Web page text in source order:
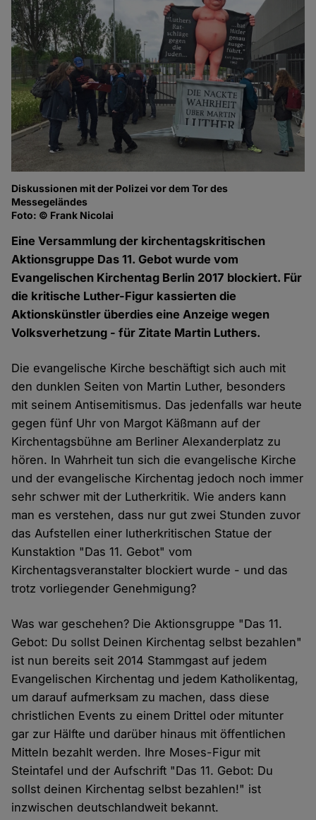
Diskussionen mit der Polizei vor dem Tor des
Messegeländes
Foto: © Frank Nicolai
Eine Versammlung der kirchentagskritischen
Aktionsgruppe Das 11. Gebot wurde vom
Evangelischen Kirchentag Berlin 2017 blockiert. Für
die kritische Luther-Figur kassierten die
Aktionskünstler überdies eine Anzeige wegen
Volksverhetzung - für Zitate Martin Luthers.
Die evangelische Kirche beschäftigt sich auch mit
den dunklen Seiten von Martin Luther, besonders
mit seinem Antisemitismus. Das jedenfalls war heute
gegen fünf Uhr von Margot Käßmann auf der
Kirchentagsbühne am Berliner Alexanderplatz zu
hören. In Wahrheit tun sich die evangelische Kirche
und der evangelische Kirchentag jedoch noch immer
sehr schwer mit der Lutherkritik. Wie anders kann
man es verstehen, dass nur gut zwei Stunden zuvor
das Aufstellen einer lutherkritischen Statue der
Kunstaktion "Das 11. Gebot" vom
Kirchentagsveranstalter blockiert wurde - und das
trotz vorliegender Genehmigung?
Was war geschehen? Die Aktionsgruppe "Das 11.
Gebot: Du sollst Deinen Kirchentag selbst bezahlen"
ist nun bereits seit 2014 Stammgast auf jedem
Evangelischen Kirchentag und jedem Katholikentag,
um darauf aufmerksam zu machen, dass diese
christlichen Events zu einem Drittel oder mitunter
gar zur Hälfte und darüber hinaus mit öffentlichen
Mitteln bezahlt werden. Ihre Moses-Figur mit
Steintafel und der Aufschrift "Das 11. Gebot: Du
sollst deinen Kirchentag selbst bezahlen!" ist
inzwischen deutschlandweit bekannt.